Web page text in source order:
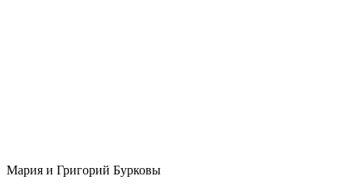
Мария и Григорий Бурковы